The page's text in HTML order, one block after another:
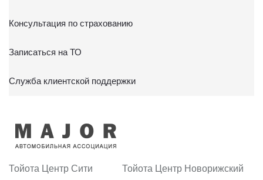
Консультация по страхованию
Записаться на ТО
Служба клиентской поддержки
Тойота Центр Сити Тойота Центр Новорижский